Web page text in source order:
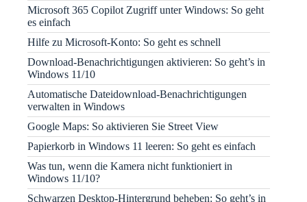
Microsoft 365 Copilot Zugriff unter Windows: So geht
es einfach
Hilfe zu Microsoft-Konto: So geht es schnell
Download-Benachrichtigungen aktivieren: So geht’s in
Windows 11/10
Automatische Dateidownload-Benachrichtigungen
verwalten in Windows
Google Maps: So aktivieren Sie Street View
Papierkorb in Windows 11 leeren: So geht es einfach
Was tun, wenn die Kamera nicht funktioniert in
Windows 11/10?
Schwarzen Desktop-Hintergrund beheben: So geht’s in